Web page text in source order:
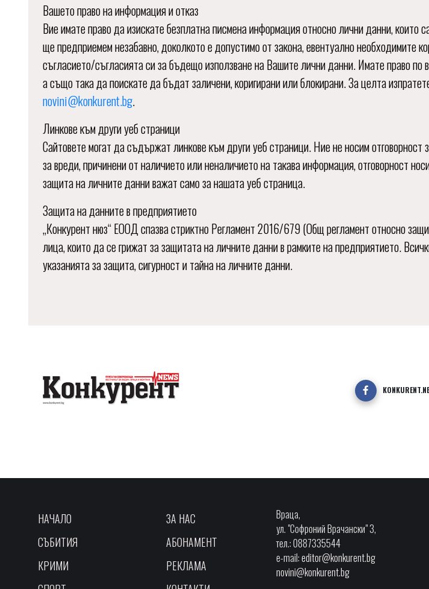
Вашето право на информация и отказ
Вие имате право да изискате безплатна писмена информация относно лични данни,
ще предприемем незабавно, доколкото е допустимо от закона, евентуално необходимите
съгласието/съгласията си за бъдещо използване на Вашите лични данни. Имате право
а също така да поискате да бъдат заличени, коригирани или блокирани. За целта
novini@konkurent.bg.
Линкове към други уеб страници
Сайтовете могат да съдържат линкове към други уеб страници. Ние не носим
за вреди, причинени от наличието или неналичието на такава информация, отговорност
защита на личните данни важат само за нашата уеб страница.
Защита на данните в предприятието
„Конкурент нюз“ ЕООД спазва стриктно Регламент 2016/679 (Общ регламент относно
лица, които да се грижат за защитата на личните данни в рамките на предприятието.
указанията за защита, сигурност и тайна на личните данни.
НАЧАЛО
СЪБИТИЯ
КРИМИ
ЗА НАС
АБОНАМЕНТ
РЕКЛАМА
Враца,
ул. "Софроний Врачански" 3,
тел.: 0887335544
e-mail:editor@konkurent.bg
novini@konkurent.bg